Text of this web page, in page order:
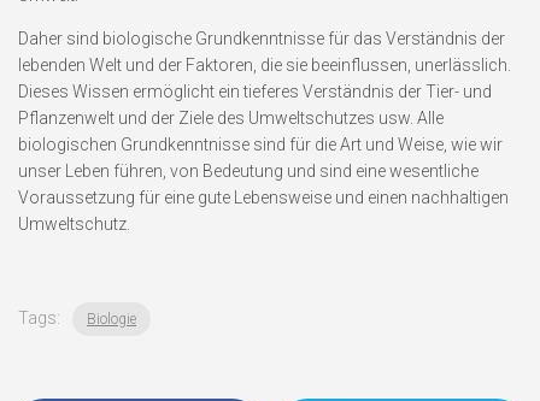
Daher sind biologische Grundkenntnisse für das Verständnis der
lebenden Welt und der Faktoren, die sie beeinflussen, unerlässlich.
Dieses Wissen ermöglicht ein tieferes Verständnis der Tier- und
Pflanzenwelt und der Ziele des Umweltschutzes usw. Alle
biologischen Grundkenntnisse sind für die Art und Weise, wie wir
unser Leben führen, von Bedeutung und sind eine wesentliche
Voraussetzung für eine gute Lebensweise und einen nachhaltigen
Umweltschutz.
Tags: Biologie